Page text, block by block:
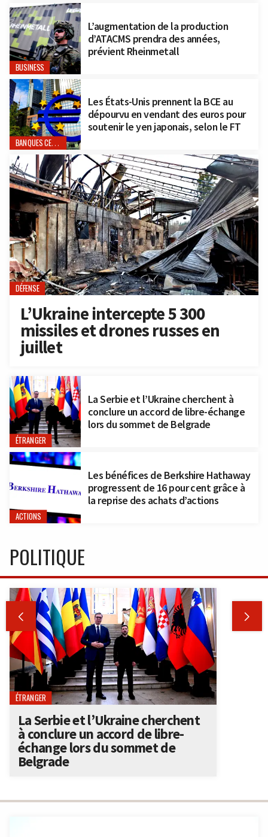
BUSINESS
L’augmentation de la production
d’ATACMS prendra des années,
prévient Rheinmetall
BANQUES CENTRALES
Les États-Unis prennent la BCE au
dépourvu en vendant des euros pour
soutenir le yen japonais, selon le FT
DÉFENSE
L’Ukraine intercepte 5 300
missiles et drones russes en
juillet
ÉTRANGER
La Serbie et l’Ukraine cherchent à
conclure un accord de libre-échange
lors du sommet de Belgrade
ACTIONS
Les bénéfices de Berkshire Hathaway
progressent de 16 pour cent grâce à
la reprise des achats d’actions
POLITIQUE
 
ÉTRANGER
La Serbie et l’Ukraine cherchent
à conclure un accord de libre-
échange lors du sommet de
Belgrade